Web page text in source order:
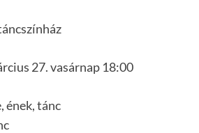
27. vasárnap 18:00
ének, tánc